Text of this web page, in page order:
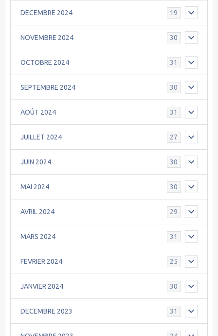
DECEMBRE 2024 19
NOVEMBRE 2024 30
OCTOBRE 2024 31
SEPTEMBRE 2024 30
AOÛT 2024 31
JUILLET 2024 27
JUIN 2024 30
MAI 2024 30
AVRIL 2024 29
MARS 2024 31
FEVRIER 2024 25
JANVIER 2024 30
DECEMBRE 2023 31